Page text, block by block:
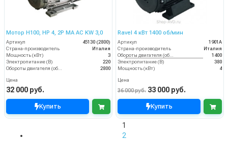
Мотор H100, HP 4, 2P MA AC KW 3,0
Артикул
45130 (2800)
Страна-производитель
Италия
Мощность (кВт)
3
Электропитание (В)
220
Обороты двигателя (об/мин)
2800
Цена
32 000 руб.
Купить
Ravel 4 кВт 1400 об/мин
Артикул
1901A
Страна-производитель
Италия
Обороты двигателя (об/мин)
1400
Электропитание (В)
380
Мощность (кВт)
4
Цена
36 000 руб. 33 000 руб.
Купить
1
2